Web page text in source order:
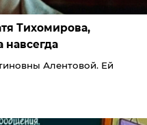
Тихомирова,
Алентовой. Ей